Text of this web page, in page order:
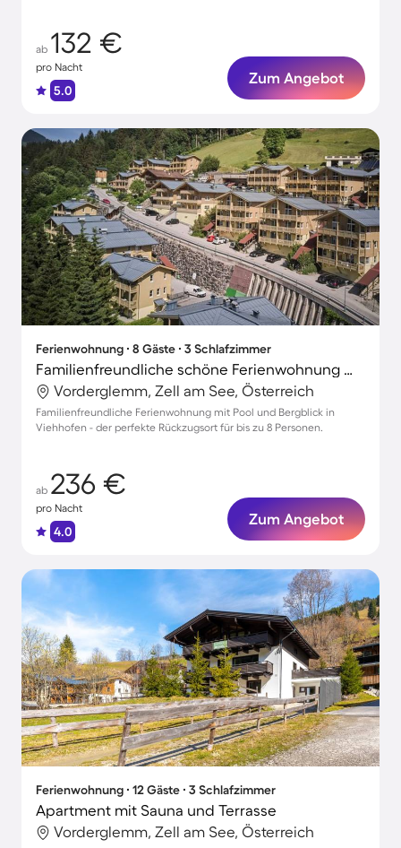
ab 132 €
pro Nacht
5.0
Zum Angebot
Ferienwohnung ∙ 8 Gäste ∙ 3 Schlafzimmer
Familienfreundliche schöne Ferienwohnung mit Pool | Bergblick | Nah am Skifahren | Haustierfreundlich
Vorderglemm, Zell am See, Österreich
Familienfreundliche Ferienwohnung mit Pool und Bergblick in
Viehhofen - der perfekte Rückzugsort für bis zu 8 Personen.
ab 236 €
pro Nacht
4.0
Zum Angebot
Ferienwohnung ∙ 12 Gäste ∙ 3 Schlafzimmer
Apartment mit Sauna und Terrasse
Vorderglemm, Zell am See, Österreich